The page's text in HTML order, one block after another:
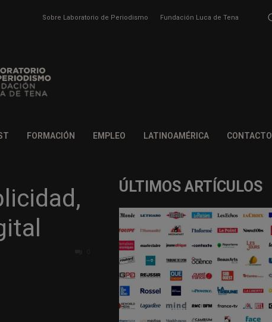
Sobre Laboratorio de Periodismo Fundación Luca de Tena
FORMACIÓN EMPLEO LATINOAMÉRICA CONTACTO
ÚLTIMOS ARTÍCULOS